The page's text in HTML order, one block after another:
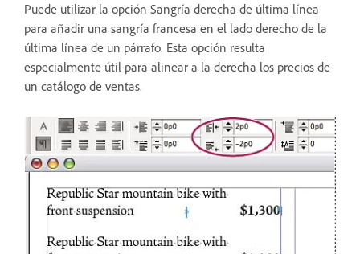
Puede utilizar la opción Sangría derecha de última línea
para añadir una sangría francesa en el lado derecho de la
última línea de un párrafo. Esta opción resulta
especialmente útil para alinear a la derecha los precios de
un catálogo de ventas.